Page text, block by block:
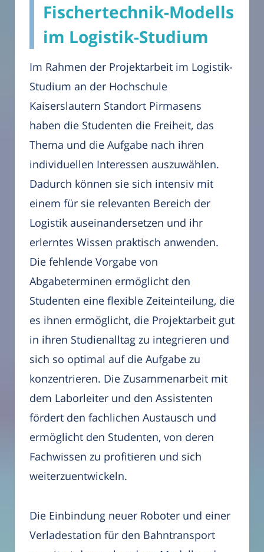
Fischertechnik-Modells
im Logistik-Studium
Im Rahmen der Projektarbeit im Logistik-
Studium an der Hochschule
Kaiserslautern Standort Pirmasens
haben die Studenten die Freiheit, das
Thema und die Aufgabe nach ihren
individuellen Interessen auszuwählen.
Dadurch können sie sich intensiv mit
einem für sie relevanten Bereich der
Logistik auseinandersetzen und ihr
erlerntes Wissen praktisch anwenden.
Die fehlende Vorgabe von
Abgabeterminen ermöglicht den
Studenten eine flexible Zeiteinteilung, die
es ihnen ermöglicht, die Projektarbeit gut
in ihren Studienalltag zu integrieren und
sich so optimal auf die Aufgabe zu
konzentrieren. Die Zusammenarbeit mit
dem Laborleiter und den Assistenten
fördert den fachlichen Austausch und
ermöglicht den Studenten, von deren
Fachwissen zu profitieren und sich
weiterzuentwickeln.
Die Einbindung neuer Roboter und einer
Verladestation für den Bahntransport